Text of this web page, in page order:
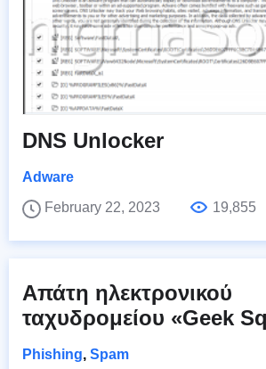
DNS Unlocker
Adware
February 22, 2023
19,855
Απάτη ηλεκτρονικού
ταχυδρομείου «Geek
Phishing, Spam